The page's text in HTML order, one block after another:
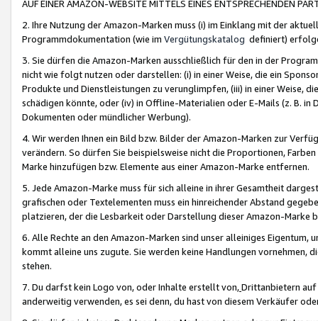
AUF EINER AMAZON-WEBSITE MITTELS EINES ENTSPRECHENDEN
2. Ihre Nutzung der Amazon-Marken muss (i) im Einklang mit der
Programmdokumentation (wie im Vergütungskatalog definiert)
3. Sie dürfen die Amazon-Marken ausschließlich für den in der
nicht wie folgt nutzen oder darstellen: (i) in einer Weise, die ein
Produkte und Dienstleistungen zu verunglimpfen, (iii) in einer Weise,
schädigen könnte, oder (iv) in Offline-Materialien oder E-Mails (z. B. in
Dokumenten oder mündlicher Werbung).
4. Wir werden Ihnen ein Bild bzw. Bilder der Amazon-Marken zur
verändern. So dürfen Sie beispielsweise nicht die Proportionen,
Marke hinzufügen bzw. Elemente aus einer Amazon-Marke entfernen.
5. Jede Amazon-Marke muss für sich alleine in ihrer Gesamtheit
grafischen oder Textelementen muss ein hinreichender Abstand
platzieren, der die Lesbarkeit oder Darstellung dieser Amazon-Marke
6. Alle Rechte an den Amazon-Marken sind unser alleiniges
kommt alleine uns zugute. Sie werden keine Handlungen vornehmen,
stehen.
7. Du darfst kein Logo von, oder Inhalte erstellt von,Drittanbietern auf
anderweitig verwenden, es sei denn, du hast von diesem Verkäufer